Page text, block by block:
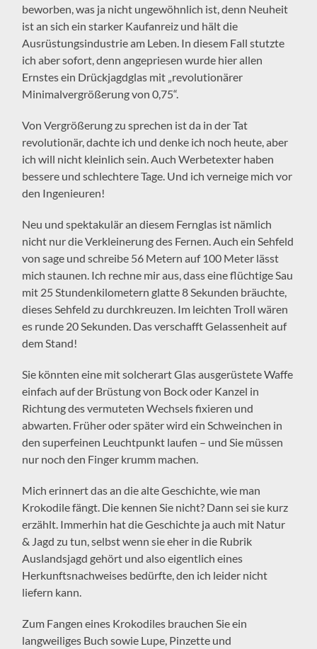
beworben, was ja nicht ungewöhnlich ist, denn Neuheit
ist an sich ein starker Kaufanreiz und hält die
Ausrüstungsindustrie am Leben. In diesem Fall stutzte
ich aber sofort, denn angepriesen wurde hier allen
Ernstes ein Drückjagdglas mit „revolutionärer
Minimalvergrößerung von 0,75“.
Von Vergrößerung zu sprechen ist da in der Tat
revolutionär, dachte ich und denke ich noch heute, aber
ich will nicht kleinlich sein. Auch Werbetexter haben
bessere und schlechtere Tage. Und ich verneige mich vor
den Ingenieuren!
Neu und spektakulär an diesem Fernglas ist nämlich
nicht nur die Verkleinerung des Fernen. Auch ein Sehfeld
von sage und schreibe 56 Metern auf 100 Meter lässt
mich staunen. Ich rechne mir aus, dass eine flüchtige Sau
mit 25 Stundenkilometern glatte 8 Sekunden bräuchte,
dieses Sehfeld zu durchkreuzen. Im leichten Troll wären
es runde 20 Sekunden. Das verschafft Gelassenheit auf
dem Stand!
Sie könnten eine mit solcherart Glas ausgerüstete Waffe
einfach auf der Brüstung von Bock oder Kanzel in
Richtung des vermuteten Wechsels fixieren und
abwarten. Früher oder später wird ein Schweinchen in
den superfeinen Leuchtpunkt laufen – und Sie müssen
nur noch den Finger krumm machen.
Mich erinnert das an die alte Geschichte, wie man
Krokodile fängt. Die kennen Sie nicht? Dann sei sie kurz
erzählt. Immerhin hat die Geschichte ja auch mit Natur
& Jagd zu tun, selbst wenn sie eher in die Rubrik
Auslandsjagd gehört und also eigentlich eines
Herkunftsnachweises bedürfte, den ich leider nicht
liefern kann.
Zum Fangen eines Krokodiles brauchen Sie ein
langweiliges Buch sowie Lupe, Pinzette und